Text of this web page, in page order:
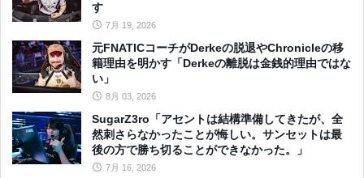
す
7月 19, 2026
元FNATICコーチがDerkeの脱退やChronicleの移
籍理由を明かす「Derkeの離脱は金銭的理由ではな
い」
8月 03, 2026
SugarZ3ro「アセントは結構準備してきたが、全
然刺さらなかったことが悔しい。サンセットは最
後の方で勝ち切ることができなかった。」
7月 16, 2026